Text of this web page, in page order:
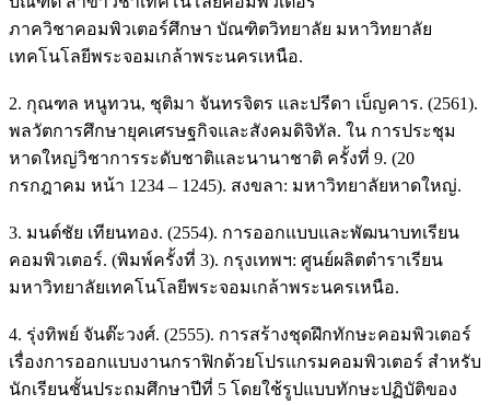
ภาควิชาคอมพิวเตอร์ศึกษา บัณฑิตวิทยาลัย มหาวิทยาลัย
เทคโนโลยีพระจอมเกล้าพระนครเหนือ.
2. กุณฑล หนูทวน, ชุติมา จันทรจิตร และปรีดา เบ็ญคาร. (2561).
พลวัตการศึกษายุคเศรษฐกิจและสังคมดิจิทัล. ใน การประชุม
หาดใหญ่วิชาการระดับชาติและนานาชาติ ครั้งที่ 9. (20
กรกฎาคม หน้า 1234 – 1245). สงขลา: มหาวิทยาลัยหาดใหญ่.
3. มนต์ชัย เทียนทอง. (2554). การออกแบบและพัฒนาบทเรียน
คอมพิวเตอร์. (พิมพ์ครั้งที่ 3). กรุงเทพฯ: ศูนย์ผลิตตำราเรียน
มหาวิทยาลัยเทคโนโลยีพระจอมเกล้าพระนครเหนือ.
4. รุ่งทิพย์ จันต๊ะวงศ์. (2555). การสร้างชุดฝึกทักษะคอมพิวเตอร์
เรื่องการออกแบบงานกราฟิกด้วยโปรแกรมคอมพิวเตอร์ สำหรับ
นักเรียนชั้นประถมศึกษาปีที่ 5 โดยใช้รูปแบบทักษะปฏิบัติของ